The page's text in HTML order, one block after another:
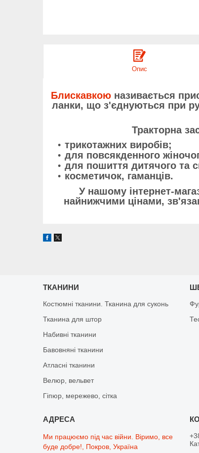
Опис
Блискавкою називається
ланки, що з'єднуються при
Тракторна
трикотажних виробів;
для повсякденного
для пошиття дитячого та
косметичок, гаманців.
У нашому інтернет-
найнижчими цінами,
ТКАНИНИ
Костюмні тканини. Тканина для суконь
Тканина для штор
Набивні тканини
Бавовняні тканини
Атласні тканини
Велюр, вельвет
Гіпюр, мережево, сітка
Ми працюємо під час війни. Віримо, все
буде добре!, Покров, Україна